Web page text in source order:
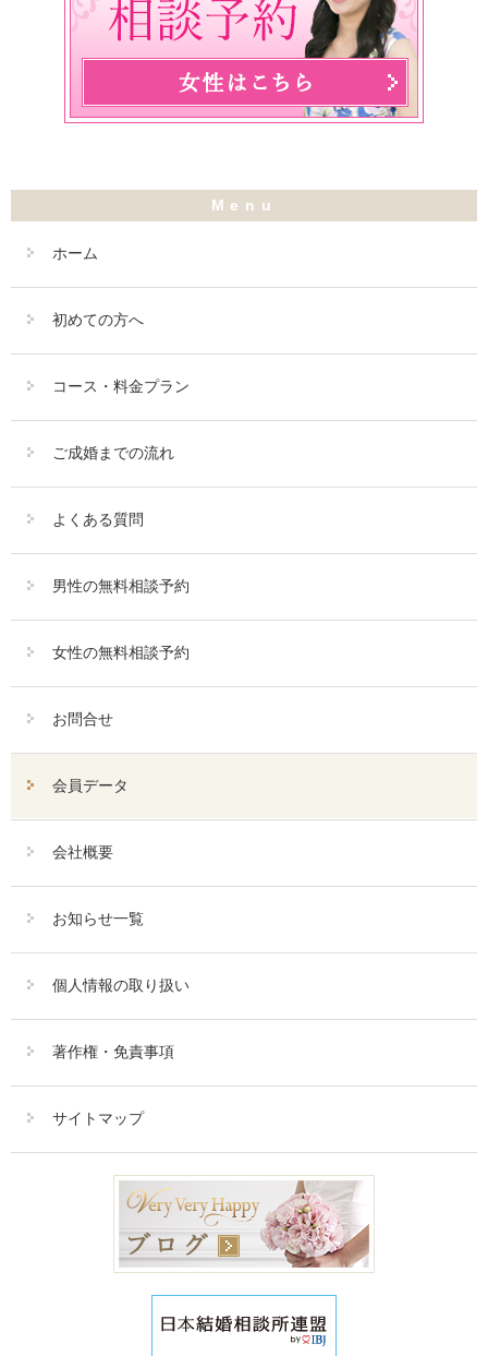
ホーム
初めての方へ
コース・料金プラン
ご成婚までの流れ
よくある質問
男性の無料相談予約
女性の無料相談予約
お問合せ
会員データ
会社概要
お知らせ一覧
個人情報の取り扱い
著作権・免責事項
サイトマップ